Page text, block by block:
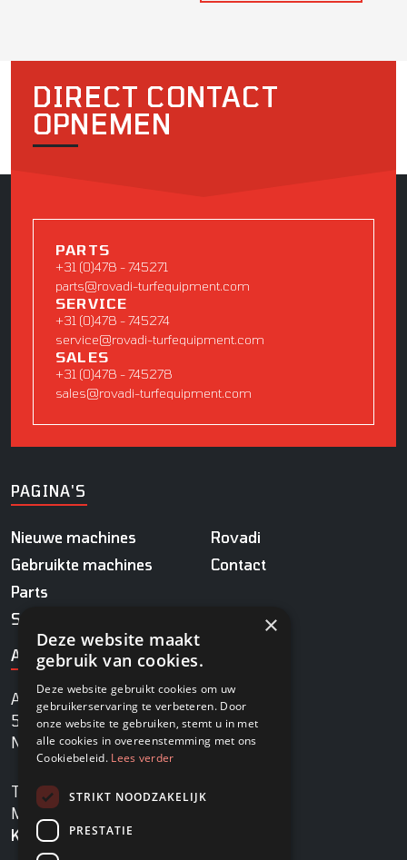
DIRECT CONTACT
OPNEMEN
PARTS
+31 (0)478 - 745271
parts@rovadi-turfequipment.com
SERVICE
+31 (0)478 - 745274
service@rovadi-turfequipment.com
SALES
+31 (0)478 - 745278
sales@rovadi-turfequipment.com
PAGINA'S
Nieuwe machines
Gebruikte machines
Parts
Service
Rovadi
Contact
ADRES
Agrobaan 13
5813 EB Ysselsteyn
Nederland
TEL +31478745270
MAILinfo@rovadi-turfequipment.com
KVK
96455101
×
Deze website maakt
gebruik van cookies.
Deze website gebruikt cookies om uw
gebruikerservaring te verbeteren. Door
onze website te gebruiken, stemt u in met
alle cookies in overeenstemming met ons
Cookiebeleid. Lees verder
STRIKT NOODZAKELIJK
PRESTATIE